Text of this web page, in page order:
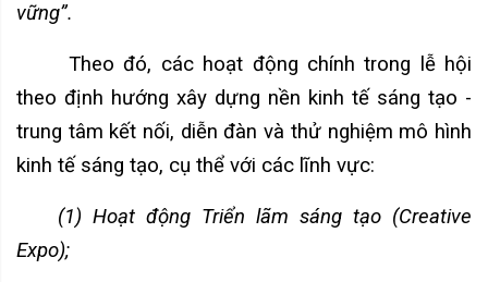
vững”.
Theo đó, các hoạt động chính trong lễ hội
theo định hướng xây dựng nền kinh tế sáng tạo -
trung tâm kết nối, diễn đàn và thử nghiệm mô hình
kinh tế sáng tạo, cụ thể với các lĩnh vực:
(1) Hoạt động Triển lãm sáng tạo (Creative
Expo);